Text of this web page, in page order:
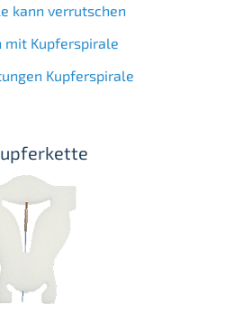
kann verrutschen
mit Kupferspirale
Kupferspirale